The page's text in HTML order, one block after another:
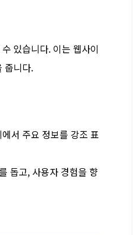
있습니다. 이는 웹사이
줍니다.
서 주요 정보를 강조 표
돕고, 사용자 경험을 향